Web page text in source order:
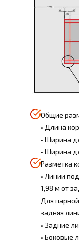
Общие
• Длина
• Ширина
• Ширина
Разметка
• Линии
1,98 м от
Для
задняя
• Задние
• Боковые